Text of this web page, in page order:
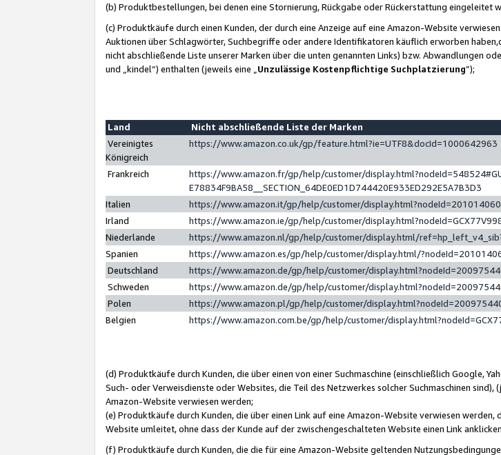
(b) Produktbestellungen, bei denen eine Stornierung, Rückgabe oder Rückerstattung eingeleitet
(c) Produktkäufe durch einen Kunden, der durch eine Anzeige auf eine Amazon-Website
Auktionen über Schlagwörter, Suchbegriffe oder andere Identifikatoren käuflich erworben
nicht abschließende Liste unserer Marken über die unten genannten Links) bzw. Abwandlungen
und „kindel“) enthalten (jeweils eine „ Unzulässige Kostenpflichtige Suchplatzierung”);
Land
Nicht abschließende Liste der Marken
Vereinigtes
Königreich
https://www.amazon.co.uk/gp/feature.html?ie=UTF8&docId=1000642963
Frankreich
https://www.amazon.fr/gp/help/customer/
E78834F9BA58__SECTION_64DE0ED1D744420E933ED292E5A7B3D3
Italien
https://www.amazon.it/gp/help/customer/display.html?nodeId=201014060
Irland
https://www.amazon.ie/gp/help/customer/
Niederlande
https://www.amazon.nl/gp/help/customer/display.html/
Spanien
https://www.amazon.es/gp/help/customer/display.html/
Deutschland
https://www.amazon.de/gp/help/customer/
Schweden
https://www.amazon.de/gp/help/customer/
Polen
https://www.amazon.pl/gp/help/customer/
Belgien
https://www.amazon.com.be/gp/help/customer/
(d) Produktkäufe durch Kunden, die über einen von einer Suchmaschine (einschließlich Google,
Such- oder Verweisdienste oder Websites, die Teil des Netzwerkes solcher Suchmaschinen sind),
Amazon-Website verwiesen werden;
(e) Produktkäufe durch Kunden, die über einen Link auf eine Amazon-Website verwiesen
Website umleitet, ohne dass der Kunde auf der zwischengeschalteten Website einen Link
(f) Produktkäufe durch Kunden, die die für eine Amazon-Website geltenden